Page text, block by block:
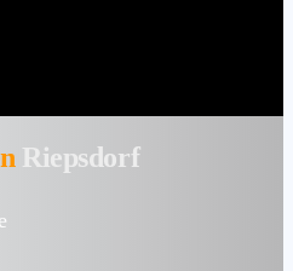
Riepsdorf